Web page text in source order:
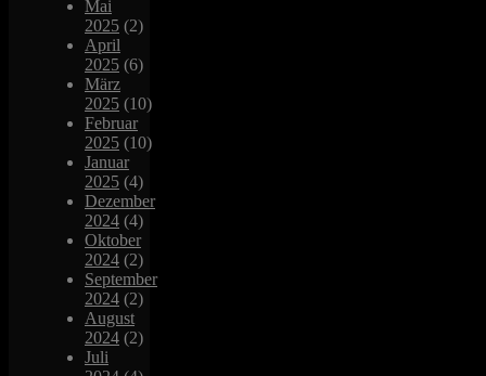
Mai
2025 (2)
April
2025 (6)
März
2025 (10)
Februar
2025 (10)
Januar
2025 (4)
Dezember
2024 (4)
Oktober
2024 (2)
September
2024 (2)
August
2024 (2)
Juli